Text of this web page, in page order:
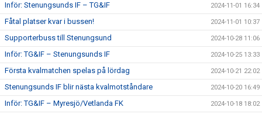
Inför: Stenungsunds IF – TG&IF 2024-11-01 16:34
Fåtal platser kvar i bussen! 2024-11-01 10:37
Supporterbuss till Stenungsund 2024-10-28 11:06
Inför: TG&IF – Stenungsunds IF 2024-10-25 13:33
Första kvalmatchen spelas på lördag 2024-10-21 22:02
Stenungsunds IF blir nästa kvalmotståndare 2024-10-20 16:49
Inför: TG&IF – Myresjö/Vetlanda FK 2024-10-18 18:02